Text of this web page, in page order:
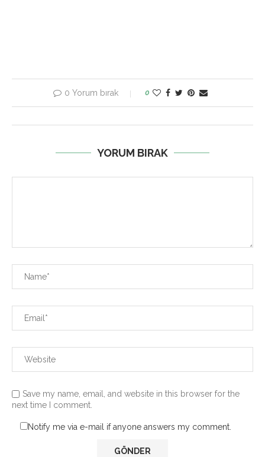
0 Yorum bırak 0
YORUM BIRAK
Save my name, email, and website in this browser for the
next time I comment.
Notify me via e-mail if anyone answers my comment.